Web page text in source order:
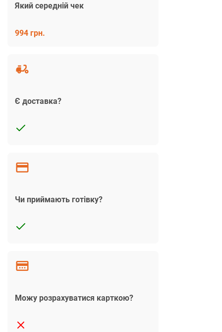
Який середній чек
994 грн.
Є доставка?
Чи приймають готівку?
Можу розрахуватися карткою?